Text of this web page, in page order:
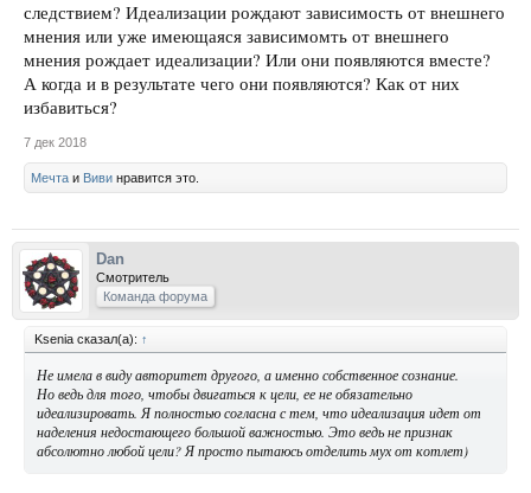
следствием? Идеализации рождают зависимость от внешнего
мнения или уже имеющаяся зависимомть от внешнего
мнения рождает идеализации? Или они появляются вместе?
А когда и в результате чего они появляются? Как от них
избавиться?
7 дек 2018
Мечта и Виви нравится это.
Dan
Смотритель
Команда форума
Ksenia сказал(а): ↑
Не имела в виду авторитет другого, а именно собственное сознание.
Но ведь для того, чтобы двигаться к цели, ее не обязательно
идеализировать. Я полностью согласна с тем, что идеализация идет от
наделения недостающего большой важностью. Это ведь не признак
абсолютно любой цели? Я просто пытаюсь отделить мух от котлет)